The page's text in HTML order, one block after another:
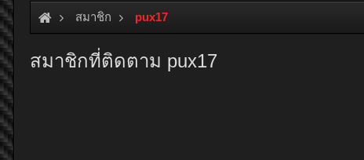
สมาชิก pux17
สมาชิกที่ติดตาม pux17